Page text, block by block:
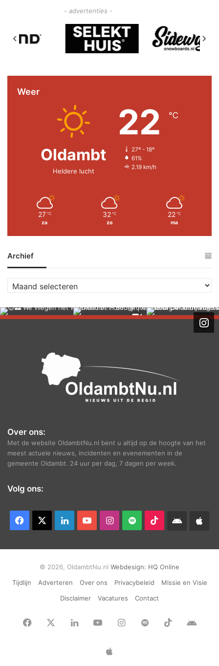
- advertenties -
Weer
Oldambt
Heldere lucht
22 ℃
27º - 18º
61%
2.19 km/h
27 ℃
za
32 ℃
zo
22 ℃
ma
Archief
r
h
Over ons:
Met de website OldambtNu.nl bent u altijd op de hoogte van het
meest actuele nieuws, incidenten en evenementen in de
gemeente Oldambt. 24 uur per dag, 7 dagen per week.
Volg ons:
Facebook LinkedInYouTubeInstagram
Spotify TikTokAndroid
© 2026, OldambtNu.nl Webdesign: HQ Online
Tijdlijn
Adverteren Over ons Privacybeleid
Missie en Visie
Disclaimer
Vacatures Contact
Facebook LinkedInYouTubeInstagram
Spotify TikTok